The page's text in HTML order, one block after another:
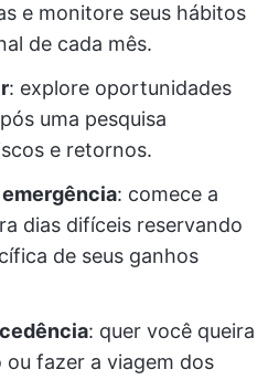
e monitore seus hábitos
de cada mês.
: explore oportunidades
uma pesquisa
e retornos.
: comece a
dias difíceis reservando
de seus ganhos
: quer você queira
fazer a viagem dos